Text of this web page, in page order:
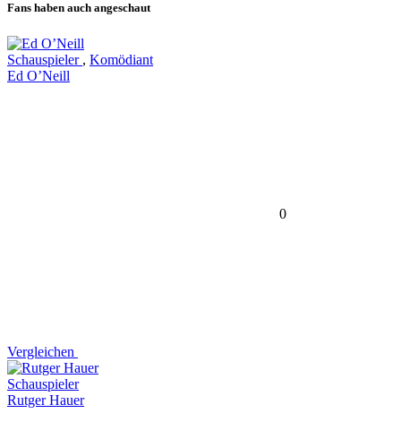
Fans haben auch angeschaut
Schauspieler , Komödiant
Ed O’Neill
0
Vergleichen
Schauspieler
Rutger Hauer